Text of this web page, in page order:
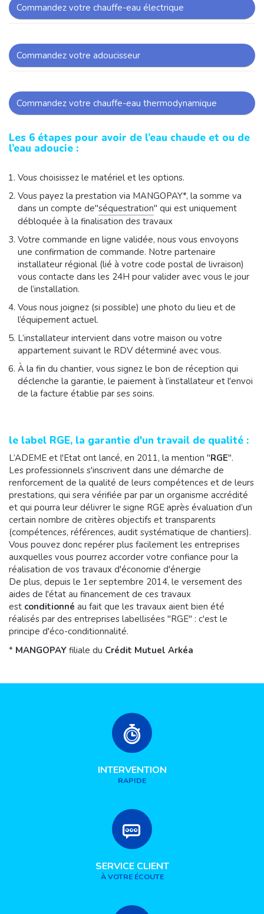
Commandez votre chauffe-eau électrique
Commandez votre adoucisseur
Commandez votre chauffe-eau thermodynamique
Les 6 étapes pour avoir de l’eau chaude et ou de
l’eau adoucie :
Vous choisissez le matériel et les options.
Vous payez la prestation via MANGOPAY*, la somme va
dans un compte de"séquestration" qui est uniquement
débloquée à la finalisation des travaux
Votre commande en ligne validée, nous vous envoyons
une confirmation de commande. Notre partenaire
installateur régional (lié à votre code postal de livraison)
vous contacte dans les 24H pour valider avec vous le jour
de l’installation.
Vous nous joignez (si possible) une photo du lieu et de
l’équipement actuel.
L’installateur intervient dans votre maison ou votre
appartement suivant le RDV déterminé avec vous.
À la fin du chantier, vous signez le bon de réception qui
déclenche la garantie, le paiement à l’installateur et l'envoi
de la facture établie par ses soins.
le label RGE, la garantie d'un travail de qualité :
L’ADEME et l'Etat ont lancé, en 2011, la mention "RGE".
Les professionnels s'inscrivent dans une démarche de
renforcement de la qualité de leurs compétences et de leurs
prestations, qui sera vérifiée par par un organisme accrédité
et qui pourra leur délivrer le signe RGE après évaluation d’un
certain nombre de critères objectifs et transparents
(compétences, références, audit systématique de chantiers).
Vous pouvez donc repérer plus facilement les entreprises
auxquelles vous pourrez accorder votre confiance pour la
réalisation de vos travaux d'économie d'énergie
De plus, depuis le 1er septembre 2014, le versement des
aides de l'état au financement de ces travaux
est conditionné au fait que les travaux aient bien été
réalisés par des entreprises labellisées "RGE" : c'est le
principe d'éco-conditionnalité.
* MANGOPAY filiale du Crédit Mutuel Arkéa
INTERVENTION
RAPIDE
SERVICE CLIENT
À VOTRE ÉCOUTE